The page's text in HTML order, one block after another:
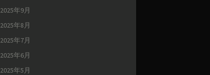
2025年9月
2025年8月
2025年7月
2025年6月
2025年5月